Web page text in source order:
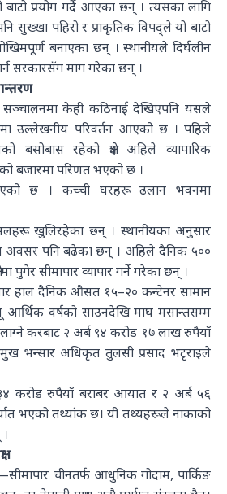
बाटो प्रयोग गर्दै आएका छन् । त्यसका लागि
सुख्खा पहिरो र प्राकृतिक विपद्ले यो बाटो
बनाएका छन् । स्थानीयले दिर्घलीन
सरकारसँग माग गरेका छन् ।
सञ्चालनमा केही कठिनाई देखिएपनि यसले
उल्लेखनीय परिवर्तन आएको छ । पहिले
बसोबास रहेको क्षेत्र अहिले व्यापारिक
बजारमा परिणत भएको छ ।
छ । कच्ची घरहरू ढलान भवनमा
खुलिरहेका छन् । स्थानीयका अनुसार
अवसर पनि बढेका छन् । अहिले दैनिक ५००
पुगेर सीमापार व्यापार गर्ने गरेका छन् ।
हाल दैनिक औसत १५–२० कन्टेनर सामान
वर्षको साउनदेखि माघ मसान्तसम्म
करबाट २ अर्ब ९४ करोड १७ लाख रुपैयाँ
भन्सार अधिकृत तुलसी प्रसाद भटृराइले
करोड रुपैयाँ बराबर आयात र २ अर्ब ५६
भएको तथ्यांक छ। यी तथ्यहरूले नाकाको
चीनतर्फ आधुनिक गोदाम, पार्किङ